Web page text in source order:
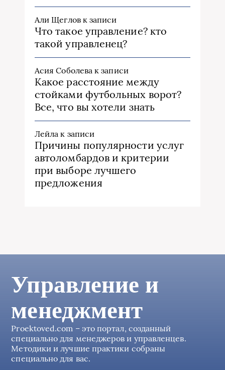
Али Щегловк записи
Что такое управление? кто
такой управленец?
Асия Соболева к записи
Какое расстояние между
стойками футбольных ворот?
Все, что вы хотели знать
Лейла к записи
Причины популярности услуг
автоломбардов и критерии
при выборе лучшего
предложения
Управление и
менеджмент
Proektoved.com – это портал, созданный
специально для менеджеров и управленцев.
Методики и лучшие практики собраны
специально для вас.